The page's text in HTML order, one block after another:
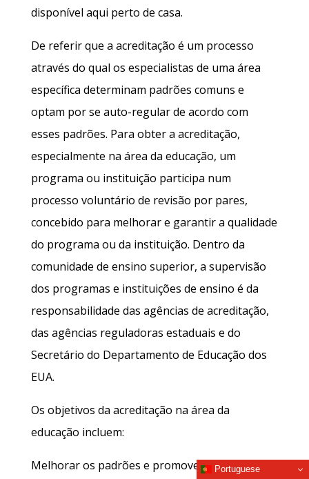
disponível aqui perto de casa.
De referir que a acreditação é um processo
através do qual os especialistas de uma área
específica determinam padrões comuns e
optam por se auto-regular de acordo com
esses padrões. Para obter a acreditação,
especialmente na área da educação, um
programa ou instituição participa num
processo voluntário de revisão por pares,
concebido para melhorar e garantir a qualidade
do programa ou da instituição. Dentro da
comunidade de ensino superior, a supervisão
dos programas e instituições de ensino é da
responsabilidade das agências de acreditação,
das agências reguladoras estaduais e do
Secretário do Departamento de Educação dos
EUA.
Os objetivos da acreditação na área da
educação incluem:
Melhorar os padrões e promover a excelência;
Portuguese